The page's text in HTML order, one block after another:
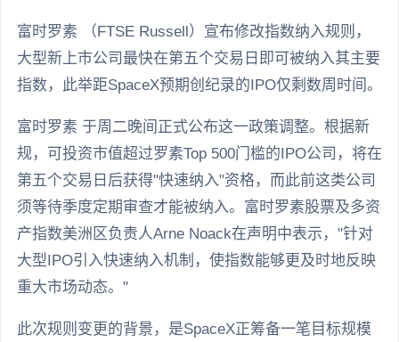
富时罗素 （FTSE Russell）宣布修改指数纳入规则，
大型新上市公司最快在第五个交易日即可被纳入其主要
指数，此举距SpaceX预期创纪录的IPO仅剩数周时间。
富时罗素 于周二晚间正式公布这一政策调整。根据新
规，可投资市值超过罗素Top 500门槛的IPO公司，将在
第五个交易日后获得"快速纳入"资格，而此前这类公司
须等待季度定期审查才能被纳入。富时罗素股票及多资
产指数美洲区负责人Arne Noack在声明中表示，"针对
大型IPO引入快速纳入机制，使指数能够更及时地反映
重大市场动态。"
此次规则变更的背景，是SpaceX正筹备一笔目标规模